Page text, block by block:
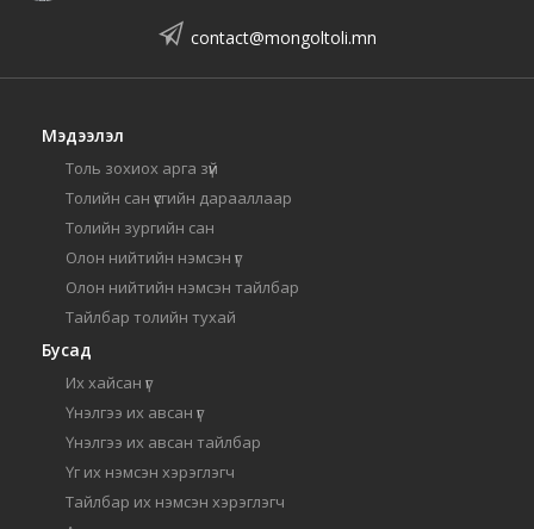
contact@mongoltoli.mn
Мэдээлэл
Толь зохиох арга зүй
Толийн сан үсгийн дарааллаар
Толийн зургийн сан
Олон нийтийн нэмсэн үг
Олон нийтийн нэмсэн тайлбар
Тайлбар толийн тухай
Бусад
Их хайсан үг
Үнэлгээ их авсан үг
Үнэлгээ их авсан тайлбар
Үг их нэмсэн хэрэглэгч
Тайлбар их нэмсэн хэрэглэгч